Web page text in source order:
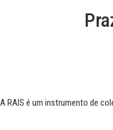
A RAIS é um instrumento de